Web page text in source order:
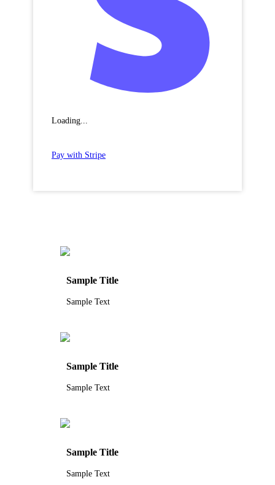
Loading...
Pay with Stripe
Sample Title
Sample Text
Sample Title
Sample Text
Sample Title
Sample Text